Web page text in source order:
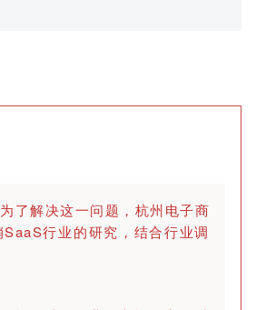
了解决这一问题，杭州电子商
行业的研究，结合行业调